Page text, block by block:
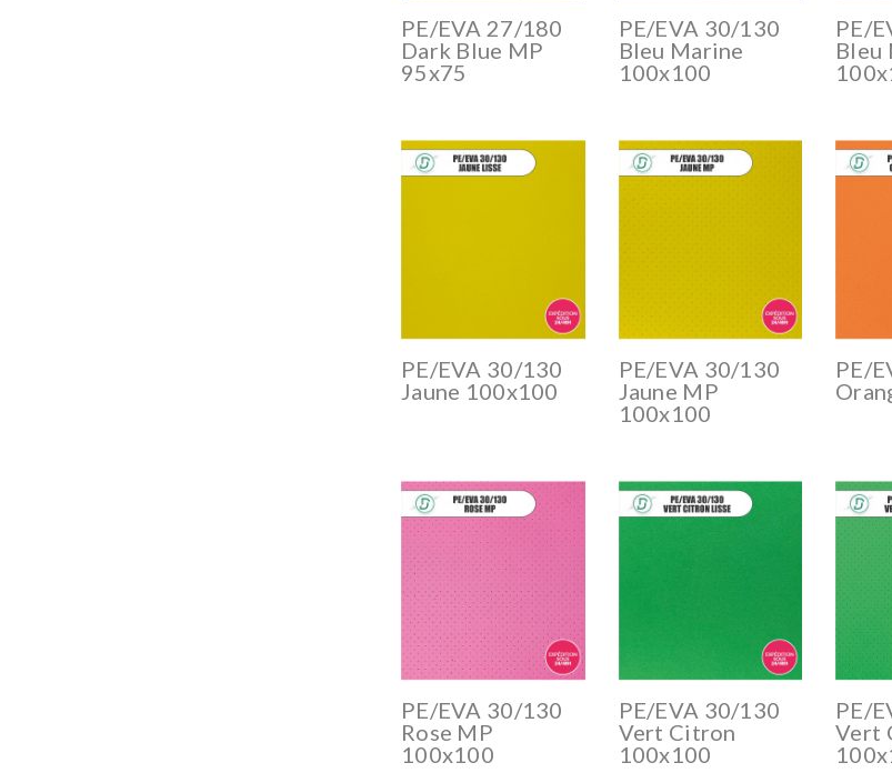
PE/EVA 27/180
Dark Blue MP
95x75
PE/EVA 30/130
Bleu Marine
100x100
PE/
Bleu
PE/EVA 30/130
Jaune 100x100
PE/EVA 30/130
Jaune MP
100x100
PE/
PE/EVA 30/130
Rose MP
100x100
PE/EVA 30/130
Vert Citron
100x100
PE/
Vert